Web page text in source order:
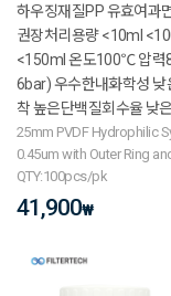
하우징재질PP 유효여과
권장처리용량 <10ml
<150ml 온도100℃ 압력
6bar) 우수한내화학성 낮
착 높은단백질회수율 낮
25mm PVDF Hydrophilic
0.45um with Outer Ring
QTY:100pcs/pk
41,900₩